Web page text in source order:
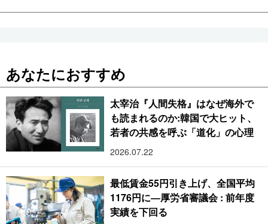
あなたにおすすめ
太宰治『人間失格』はなぜ海外で
も読まれるのか:韓国で大ヒット、
若者の共感を呼ぶ「道化」の心理
2026.07.22
最低賃金55円引き上げ、全国平均
1176円に―厚労省審議会 : 前年度
実績を下回る